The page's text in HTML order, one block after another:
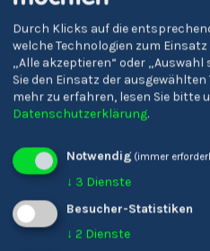
Oberschulen 'J. Ph.
Fallmerayer'
Durch Klicks auf die
welche Technologien zum
„Alle akzeptieren“ oder
Sie den Einsatz der
mehr zu erfahren, lesen Sie bitte
Datenschutzerklärung.
Notwendig (immer
↓ 3 Dienste
Besucher-Statistiken
↓ 2 Dienste